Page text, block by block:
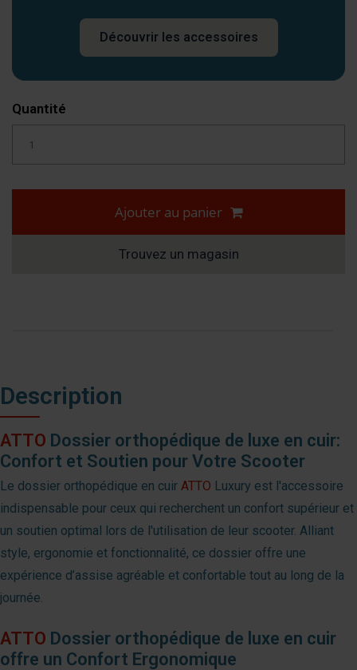
Découvrir les accessoires
Quantité
Ajouter au panier
Trouvez un magasin
Description
ATTO Dossier orthopédique de luxe en cuir:
Confort et Soutien pour Votre Scooter
Le dossier orthopédique en cuir ATTO Luxury est l'accessoire
indispensable pour ceux qui recherchent un confort supérieur et
un soutien optimal lors de l'utilisation de leur scooter. Alliant
style, ergonomie et fonctionnalité, ce dossier offre une
expérience d’assise agréable et confortable tout au long de la
journée.
ATTO Dossier orthopédique de luxe en cuir
offre un Confort Ergonomique